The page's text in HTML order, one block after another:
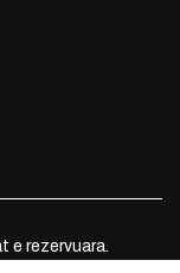
rezervuara.